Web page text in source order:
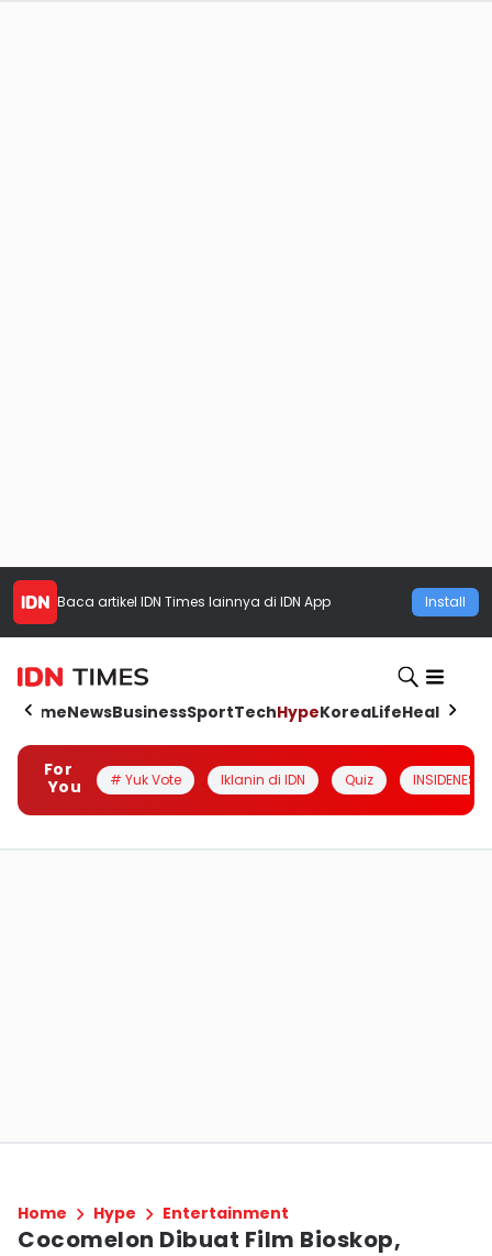
Baca artikel IDN Times lainnya di IDN App Install
HomeNewsBusinessSportTechHypeKoreaLifeHealth
For
You
# Yuk Vote Iklanin di IDN Quiz INSIDENESIA
Home Hype Entertainment
Cocomelon Dibuat Film Bioskop,